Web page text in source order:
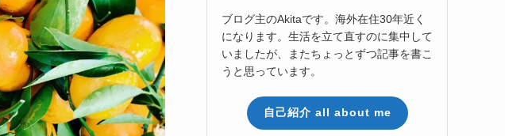
ブログ主のAkitaです。海外在住30年近く
になります。生活を立て直すのに集中して
いましたが、またちょっとずつ記事を書こ
うと思っています。
自己紹介 all about me